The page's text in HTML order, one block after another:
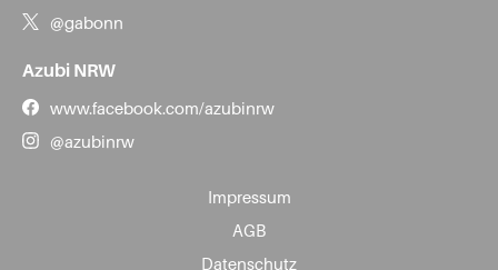
@gabonn
Azubi NRW
www.facebook.com/azubinrw
@azubinrw
Impressum
AGB
Datenschutz